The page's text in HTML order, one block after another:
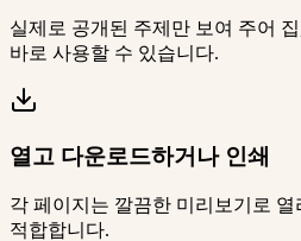
실제로 공개된 주제만 보여 주어
바로 사용할 수 있습니다.
열고 다운로드하거나 인쇄
각 페이지는 깔끔한 미리보기로 열
적합합니다.